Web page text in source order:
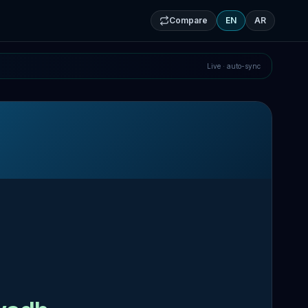
Compare EN AR
Live · auto-sync